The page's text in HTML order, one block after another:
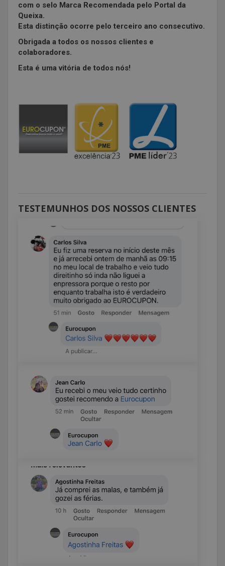
com o selo Marca Recomendada pelo Portal da
Queixa.
Esta distinção ocorre pelo terceiro ano consecutivo.
Obrigada a todos os nossos clientes e
colaboradores.
Esta é uma vitória de todos nós!
TESTEMUNHOS DOS NOSSOS CLIENTES